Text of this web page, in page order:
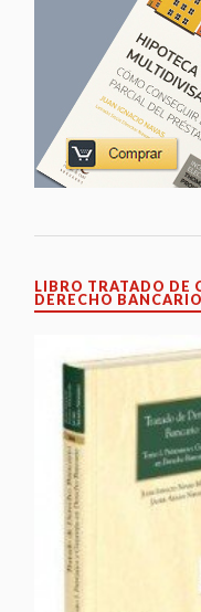
LIBRO TRATADO DE
DERECHO BANCARIO